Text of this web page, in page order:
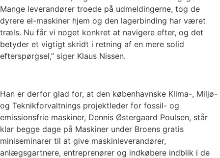
Mange leverandører troede på udmeldingerne, tog de
dyrere el-maskiner hjem og den lagerbinding har været
træls. Nu får vi noget konkret at navigere efter, og det
betyder et vigtigt skridt i retning af en mere solid
efterspørgsel,” siger Klaus Nissen.
Han er derfor glad for, at den københavnske Klima-, Miljø-
og Teknikforvaltnings projektleder for fossil- og
emissionsfrie maskiner, Dennis Østergaard Poulsen, står
klar begge dage på Maskiner under Broens gratis
miniseminarer til at give maskinleverandører,
anlægsgartnere, entreprenører og indkøbere indblik i de